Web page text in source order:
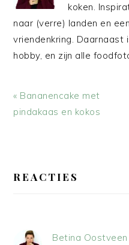
koken.
naar (verre) landen en
vriendenkring.
hobby, en zijn alle
Vorig
bericht:
« Bananencake met
pindakaas en kokos
INTERACTIES
REACTIES
Betina Oostveen